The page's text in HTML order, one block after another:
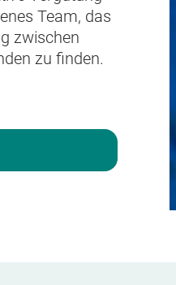
Team, das
zwischen
zu finden.